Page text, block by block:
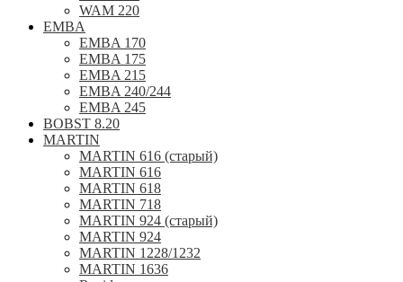
WAM 220
EMBA
EMBA 170
EMBA 175
EMBA 215
EMBA 240/244
EMBA 245
BOBST 8.20
MARTIN
MARTIN 616 (старый)
MARTIN 616
MARTIN 618
MARTIN 718
MARTIN 924 (старый)
MARTIN 924
MARTIN 1228/1232
MARTIN 1636